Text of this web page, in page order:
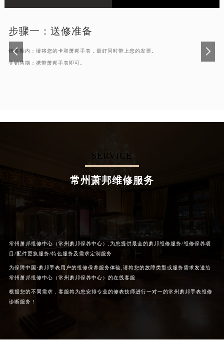
步骤一： 送修准备
销售期内：请将您的卡和萧邦手表，最好同时带上您的发票。
非销售期：携带萧邦手表即可。
SERVICE
常州萧邦维修服务
常州萧邦维修中心（常州萧邦保养中心）,为您提供最全的萧邦维修服务/维修保养项
目/配件更换服务/特色服务及需求定制服务
为保障中国·萧邦手表用户的维修保养服务体验,请将您的故障类型或服务需求发送给
常州萧邦维修中心（常州萧邦保养中心）的在线客服
根据您的不同需求，客服将为您安排专业的修表技师进行一对一的常州萧邦手表维修
诊断服务！